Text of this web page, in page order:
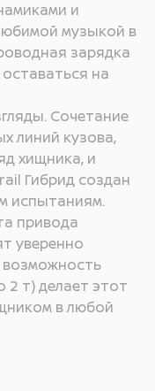
и
музыкой в
зарядка
на
Сочетание
линий кузова,
хищника, и
Гибрид создан
испытаниям.
привода
уверенно
возможность
2 т) делает этот
в любой